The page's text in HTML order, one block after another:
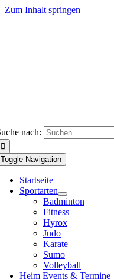
Zum Inhalt springen
nach:
Toggle Navigation
Startseite
Sportarten
Badminton
Fitness
Hyrox
Judo
Karate
Sumo
Volleyball
Heim Events & Termine